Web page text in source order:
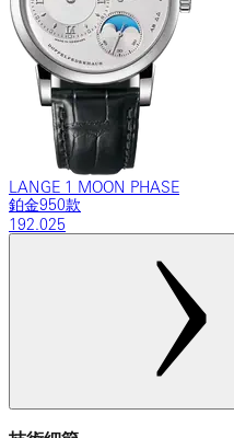
LANGE 1 MOON PHASE
鉑金950款
192.025